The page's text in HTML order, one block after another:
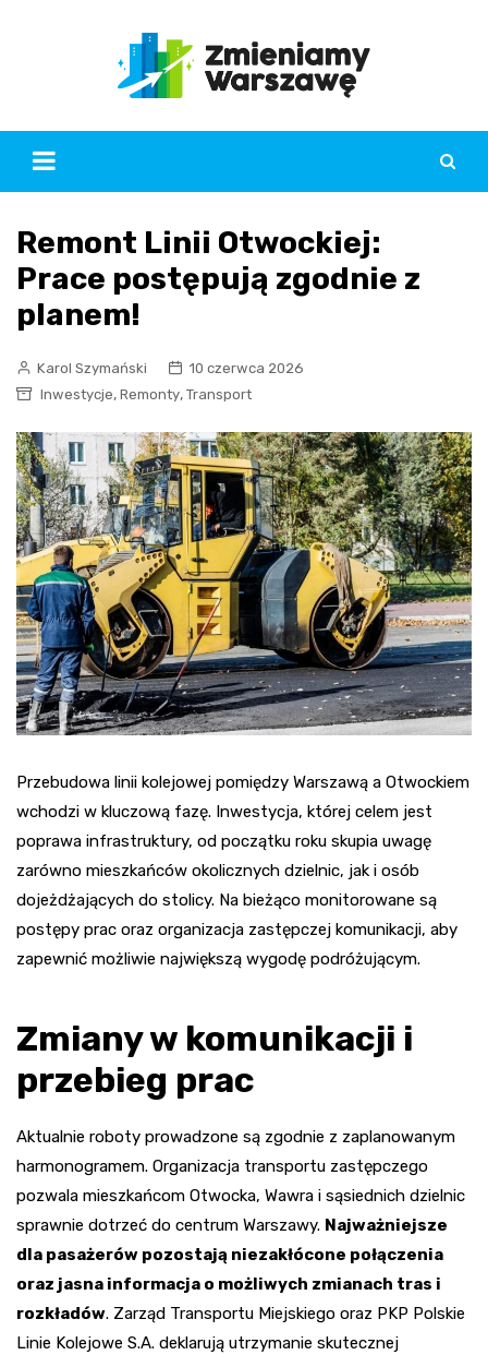
Remont Linii Otwockiej:
Prace postępują zgodnie z
planem!
Karol Szymański
10 czerwca 2026
Inwestycje, Remonty, Transport
Przebudowa linii kolejowej pomiędzy Warszawą a Otwockiem
wchodzi w kluczową fazę. Inwestycja, której celem jest
poprawa infrastruktury, od początku roku skupia uwagę
zarówno mieszkańców okolicznych dzielnic, jak i osób
dojeżdżających do stolicy. Na bieżąco monitorowane są
postępy prac oraz organizacja zastępczej komunikacji, aby
zapewnić możliwie największą wygodę podróżującym.
Zmiany w komunikacji i
przebieg prac
Aktualnie roboty prowadzone są zgodnie z zaplanowanym
harmonogramem. Organizacja transportu zastępczego
pozwala mieszkańcom Otwocka, Wawra i sąsiednich dzielnic
sprawnie dotrzeć do centrum Warszawy. Najważniejsze
dla pasażerów pozostają niezakłócone połączenia
oraz jasna informacja o możliwych zmianach tras i
rozkładów. Zarząd Transportu Miejskiego oraz PKP Polskie
Linie Kolejowe S.A. deklarują utrzymanie skutecznej